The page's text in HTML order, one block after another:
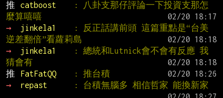
推
catboost
: 八卦支那仔評論一下投資支那怎
麼算嘻嘻
→
jinkela1
: 反正話講前頭 這篇重點是“台美
逆差翻倍”看蘿莉島
→
jinkela1
: 總統和Lutnick會不會有反應 我
猜會有
推
FatFatQQ : 推台積
→
repast
: 台積無腦多 相信哲家 能換新家